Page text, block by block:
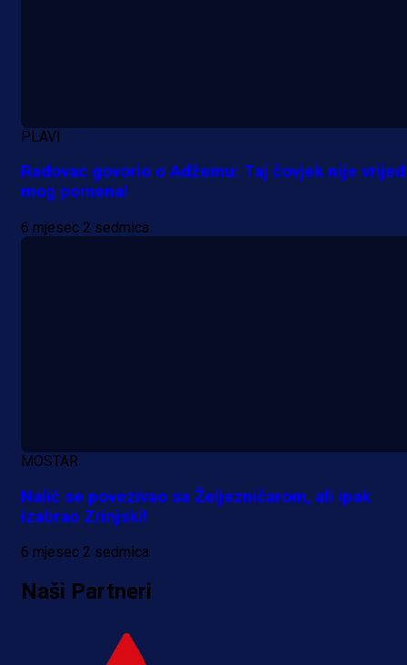
Više vijesti
PLAVI
Radovac govorio o Adžemu: Taj čovjek nije
mog pomena!
6 mjesec 2 sedmica
MOSTAR
Nalić se povezivao sa Željezničarom, ali ipak
izabrao Zrinjski!
6 mjesec 2 sedmica
Naši Partneri